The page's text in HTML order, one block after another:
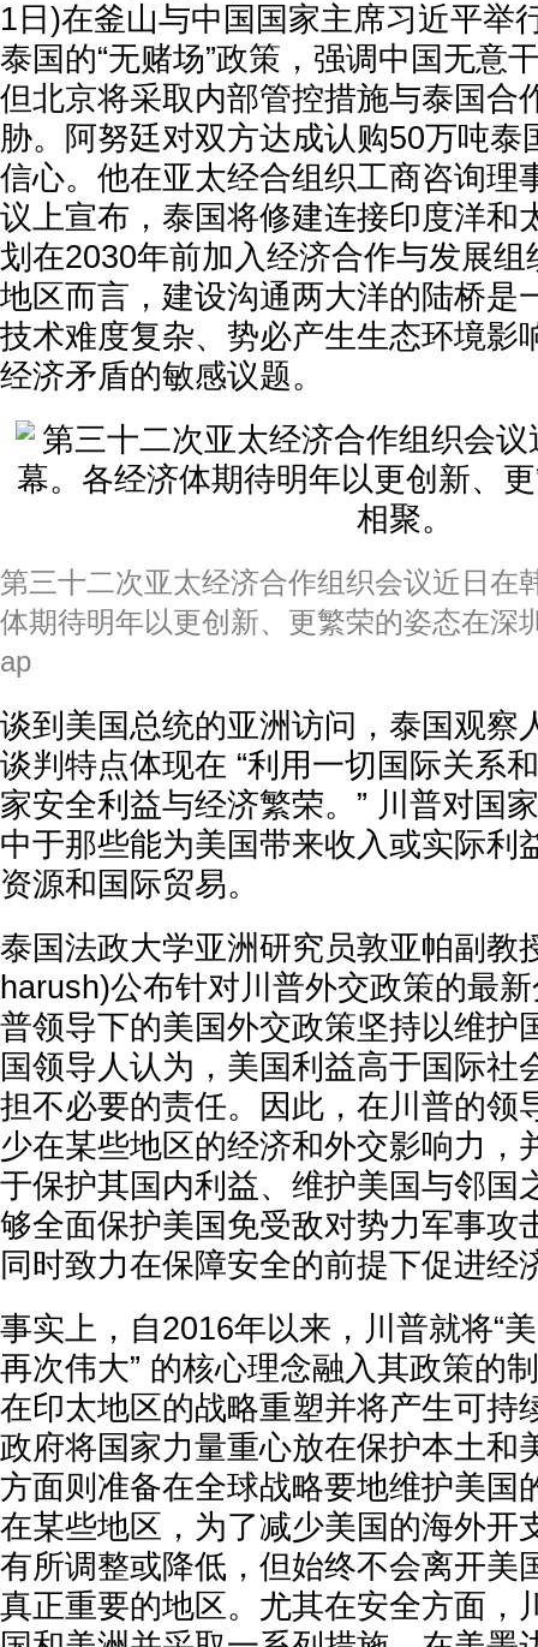
1日)在釜山与中国国家主席习近平举
泰国的“无赌场”政策，强调中国无意
但北京将采取内部管控措施与泰国合
胁。阿努廷对双方达成认购50万吨泰
信心。他在亚太经合组织工商咨询理
议上宣布，泰国将修建连接印度洋和
划在2030年前加入经济合作与发展
地区而言，建设沟通两大洋的陆桥是
技术难度复杂、势必产生生态环境影
经济矛盾的敏感议题。
第三十二次亚太经济合作组织会议近日在
体期待明年以更创新、更繁荣的姿态在深
ap
谈到美国总统的亚洲访问，泰国观察
谈判特点体现在 “利用一切国际关系
家安全利益与经济繁荣。” 川普对国
中于那些能为美国带来收入或实际利
资源和国际贸易。
泰国法政大学亚洲研究员敦亚帕副教
harush)公布针对川普外交政策的最
普领导下的美国外交政策坚持以维护
国领导人认为，美国利益高于国际社
担不必要的责任。因此，在川普的领
少在某些地区的经济和外交影响力，
于保护其国内利益、维护美国与邻国
够全面保护美国免受敌对势力军事攻
同时致力在保障安全的前提下促进经
事实上，自2016年以来，川普就将“
再次伟大” 的核心理念融入其政策的
在印太地区的战略重塑并将产生可持
政府将国家力量重心放在保护本土和
方面则准备在全球战略要地维护美国
在某些地区，为了减少美国的海外开
有所调整或降低，但始终不会离开美
真正重要的地区。尤其在安全方面，